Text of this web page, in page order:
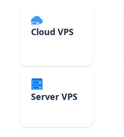
Cloud VPS
Server VPS